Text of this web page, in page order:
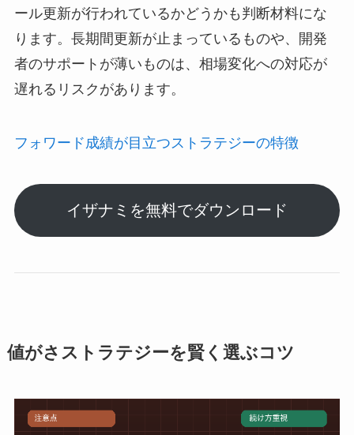
ール更新が行われているかどうかも判断材料にな
ります。長期間更新が止まっているものや、開発
者のサポートが薄いものは、相場変化への対応が
遅れるリスクがあります。
フォワード成績が目立つストラテジーの特徴
イザナミを無料でダウンロード
値がさストラテジーを賢く選ぶコツ